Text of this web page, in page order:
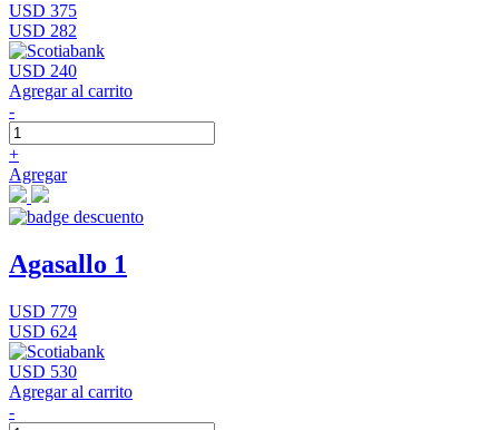
USD 375
USD 282
USD 240
Agregar al carrito
-
+
Agregar
Agasallo 1
USD 779
USD 624
USD 530
Agregar al carrito
-